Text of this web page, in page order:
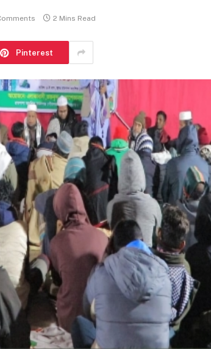
2 Mins Read
Pinterest